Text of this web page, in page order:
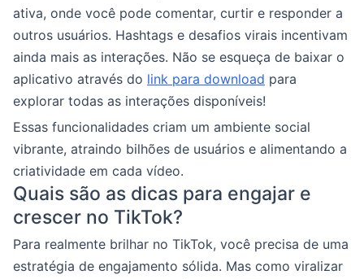
ativa, onde você pode comentar, curtir e responder a
outros usuários. Hashtags e desafios virais incentivam
ainda mais as interações. Não se esqueça de baixar o
aplicativo através do link para download para
explorar todas as interações disponíveis!
Essas funcionalidades criam um ambiente social
vibrante, atraindo bilhões de usuários e alimentando a
criatividade em cada vídeo.
Quais são as dicas para engajar e
crescer no TikTok?
Para realmente brilhar no TikTok, você precisa de uma
estratégia de engajamento sólida. Mas como viralizar